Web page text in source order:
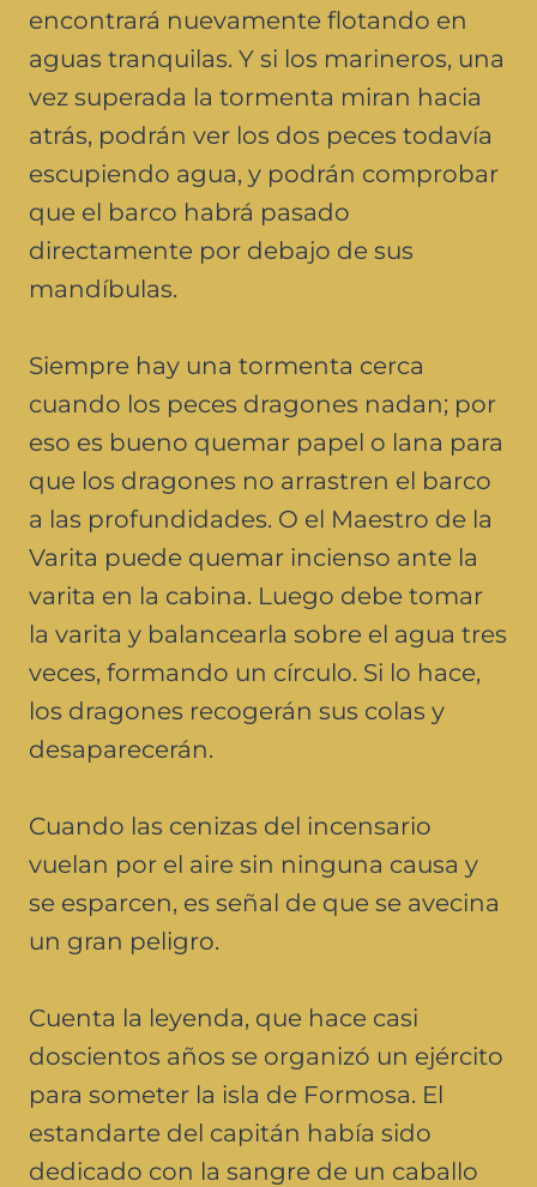
encontrará nuevamente flotando en
aguas tranquilas. Y si los marineros, una
vez superada la tormenta miran hacia
atrás, podrán ver los dos peces todavía
escupiendo agua, y podrán comprobar
que el barco habrá pasado
directamente por debajo de sus
mandíbulas.
Siempre hay una tormenta cerca
cuando los peces dragones nadan; por
eso es bueno quemar papel o lana para
que los dragones no arrastren el barco
a las profundidades. O el Maestro de la
Varita puede quemar incienso ante la
varita en la cabina. Luego debe tomar
la varita y balancearla sobre el agua tres
veces, formando un círculo. Si lo hace,
los dragones recogerán sus colas y
desaparecerán.
Cuando las cenizas del incensario
vuelan por el aire sin ninguna causa y
se esparcen, es señal de que se avecina
un gran peligro.
Cuenta la leyenda, que hace casi
doscientos años se organizó un ejército
para someter la isla de Formosa. El
estandarte del capitán había sido
dedicado con la sangre de un caballo